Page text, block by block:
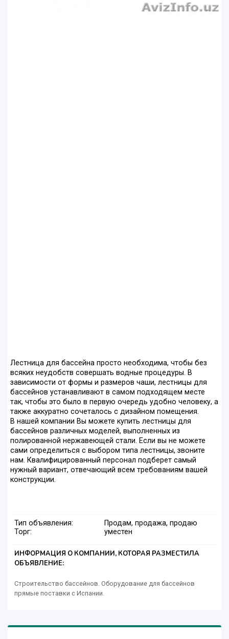
Лестница для бассейна просто необходима, чтобы без
всяких неудобств совершать водные процедуры. В
зависимости от формы и размеров чаши, лестницы для
бассейнов устанавливают в самом подходящем месте
так, чтобы это было в первую очередь удобно человеку, а
также аккуратно сочеталось с дизайном помещения.
В нашей компании Вы можете купить лестницы для
бассейнов различных моделей, выполненных из
полированной нержавеющей стали. Если вы не можете
сами определиться с выбором типа лестницы, звоните
нам. Квалифицированный персонал подберет самый
нужный вариант, отвечающий всем требованиям вашей
конструкции.
Тип объявления:
Продам, продажа, продаю
Торг:
уместен
ИНФОРМАЦИЯ О КОМПАНИИ, КОТОРАЯ РАЗМЕСТИЛА
ОБЪЯВЛЕНИЕ:
Строительство бассейнов. Оборудование для бассейнов
прямые поставки с Испании.